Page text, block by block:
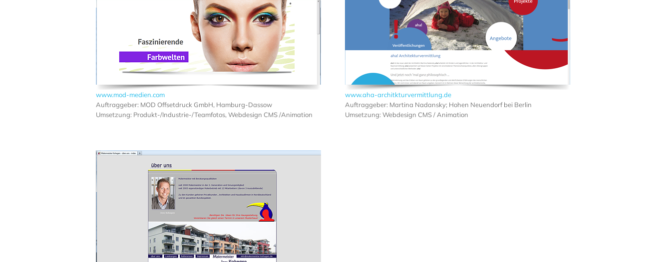
www.mod-medien.com
Auftraggeber: MOD Offsetdruck GmbH, Hamburg-Dassow
Umsetzung: Produkt-/Industrie-/Teamfotos, Webdesign CMS /Animation
www.aha-architkturvermittlung.de
Auftraggeber: Martina Nadansky; Hohen Neuendorf bei Berlin
Umsetzung: Webdesign CMS / Animation